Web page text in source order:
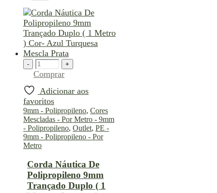
- +
Comprar
Adicionar aos
favoritos
9mm - Polipropileno, Cores
Mescladas - Por Metro - 9mm
- Polipropileno, Outlet, PE -
9mm - Polipropileno - Por
Metro
Corda Náutica De
Polipropileno 9mm
Trançado Duplo ( 1